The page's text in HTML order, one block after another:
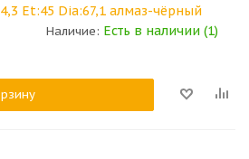
Et:45 Dia:67,1 алмаз-чёрный
Наличие: Есть в наличии (1)